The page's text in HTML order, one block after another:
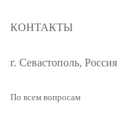
КОНТАКТЫ
г. Севастополь,
По всем вопросам